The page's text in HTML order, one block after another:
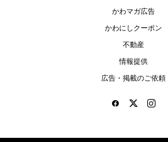
かわマガ広告
かわにしクーポン
不動産
情報提供
広告・掲載のご依頼